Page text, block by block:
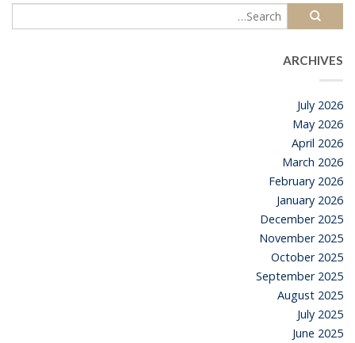
ARCHIVES
July 2026
May 2026
April 2026
March 2026
February 2026
January 2026
December 2025
November 2025
October 2025
September 2025
August 2025
July 2025
June 2025